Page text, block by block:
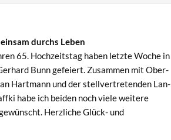
durchs Leben
65. Hochzeit­stag haben let­zte Woche in
Bunn gefeiert. Zusam­men mit Ober­
Hart­mann und der stel­lvertre­tenden Lan­
habe ich bei­den noch viele weit­ere
Her­zliche Glück- und